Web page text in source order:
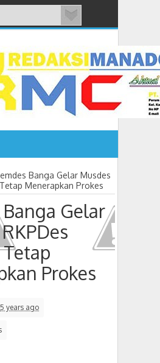
Banga Gelar Musdes
Menerapkan Prokes
Gelar
Prokes
5 years ago